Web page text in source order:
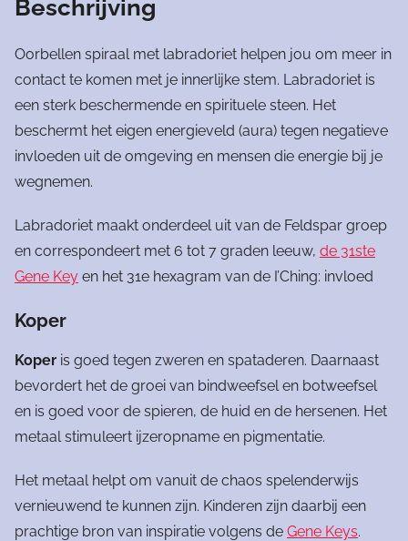
Beschrijving
Oorbellen spiraal met labradoriet helpen jou om meer in
contact te komen met je innerlijke stem. Labradoriet is
een sterk beschermende en spirituele steen. Het
beschermt het eigen energieveld (aura) tegen negatieve
invloeden uit de omgeving en mensen die energie bij je
wegnemen.
Labradoriet maakt onderdeel uit van de Feldspar groep
en correspondeert met 6 tot 7 graden leeuw, de 31ste
Gene Key en het 31e hexagram van de I’Ching: invloed
Koper
Koper is goed tegen zweren en spataderen. Daarnaast
bevordert het de groei van bindweefsel en botweefsel
en is goed voor de spieren, de huid en de hersenen. Het
metaal stimuleert ijzeropname en pigmentatie.
Het metaal helpt om vanuit de chaos spelenderwijs
vernieuwend te kunnen zijn. Kinderen zijn daarbij een
prachtige bron van inspiratie volgens de Gene Keys.